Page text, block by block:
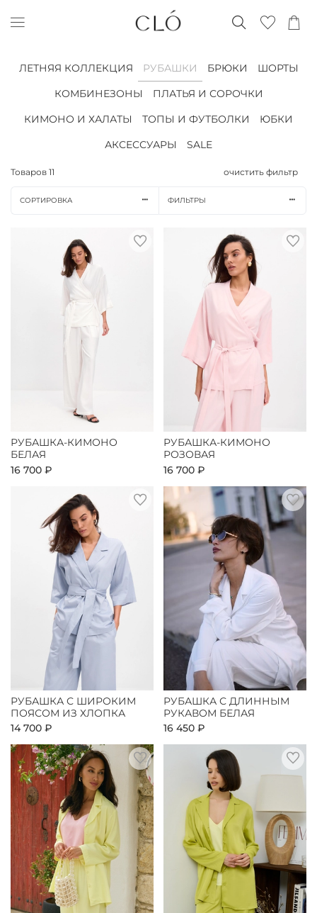
ЛЕТНЯЯ КОЛЛЕКЦИЯ РУБАШКИ БРЮКИ
ШОРТЫ
КОМБИНЕЗОНЫ
ПЛАТЬЯ И СОРОЧКИ
КИМОНО И ХАЛАТЫ
ТОПЫ И ФУТБОЛКИ
ЮБКИ
АКСЕССУАРЫ
SALE
Товаров 11 очистить фильтр
СОРТИРОВКА ФИЛЬТРЫ
РУБАШКА-КИМОНО
БЕЛАЯ
16 700 ₽
РУБАШКА-КИМОНО
РОЗОВАЯ
16 700 ₽
РУБАШКА С ШИРОКИМ
ПОЯСОМ ИЗ ХЛОПКА
14 700 ₽
РУБАШКА С ДЛИННЫМ
РУКАВОМ БЕЛАЯ
16 450 ₽